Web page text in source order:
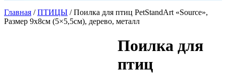
Главная /ПТИЦЫ / Поилка для птиц PetStandArt «Source»,
Размер 9х8см (5×5,5см), дерево, металл
Поилка для
птиц